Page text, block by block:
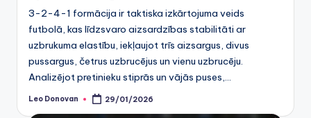
3-2-4-1 formācija ir taktiska izkārtojuma veids
futbolā, kas līdzsvaro aizsardzības stabilitāti ar
uzbrukuma elastību, iekļaujot trīs aizsargus, divus
pussargus, četrus uzbrucējus un vienu uzbrucēju.
Analizējot pretinieku stiprās un vājās puses,…
Posted
Leo Donovan 29/01/2026